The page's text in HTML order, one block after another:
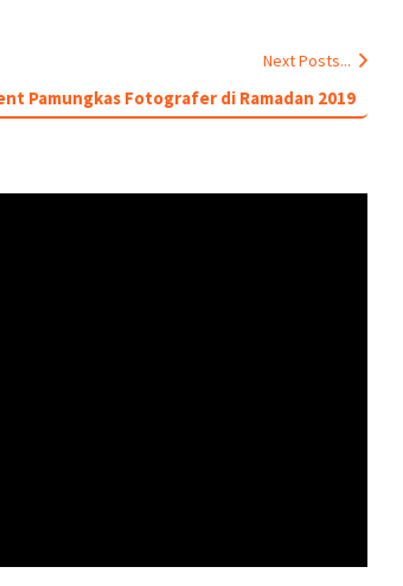
Next Posts...
Pamungkas Fotografer di Ramadan 2019